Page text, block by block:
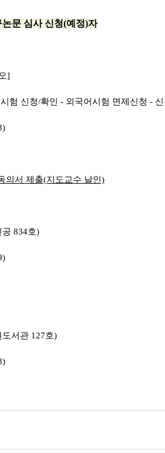
문 심사 신청(예정)자
]
험 신청/확인 - 외국어시험 면제신청 -
의서 제출(지도교수 날인)
834호)
서관 127호)